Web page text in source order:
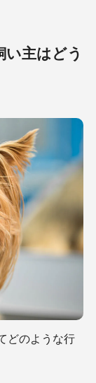
主はどう
どのような行